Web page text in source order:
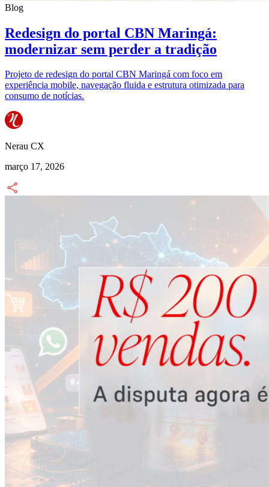
Blog
Redesign do portal CBN Maringá:
modernizar sem perder a tradição
Projeto de redesign do portal CBN Maringá com foco em
experiência mobile, navegação fluida e estrutura otimizada para
consumo de notícias.
Nerau CX
março 17, 2026